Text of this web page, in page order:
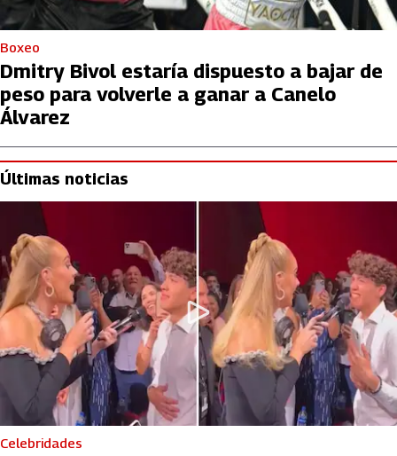
Boxeo
Dmitry Bivol estaría dispuesto a bajar de
peso para volverle a ganar a Canelo
Álvarez
Últimas noticias
Celebridades